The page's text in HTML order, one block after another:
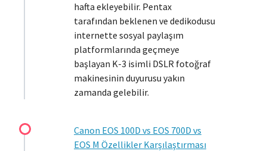
hafta ekleyebilir. Pentax
tarafından beklenen ve dedikodusu
internette sosyal paylaşım
platformlarında geçmeye
başlayan K-3 isimli DSLR fotoğraf
makinesinin duyurusu yakın
zamanda gelebilir.
Canon EOS 100D vs EOS 700D vs
EOS M Özellikler Karşılaştırması